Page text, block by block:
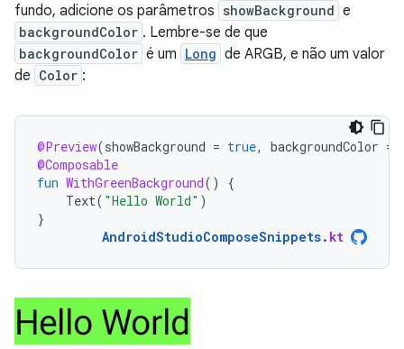
fundo, adicione os parâmetros showBackground e
backgroundColor . Lembre-se de que
backgroundColor é um Long de ARGB, e não um valor
de Color :
@Preview(showBackground = true, backgroundColor =
@Composable
fun WithGreenBackground()
{
Text( "Hello World" )
}
AndroidStudioComposeSnippets. kt